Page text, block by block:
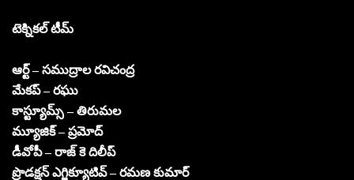
టెక్నికల్ టీమ్
ఆర్ట్ – సముద్రాల రవిచంద్ర
మేకప్ – రఘు
కాస్ట్యూమ్స్ – తిరుమల
మ్యూజిక్ – ప్రమోద్
డీవోపీ – రాజ్ కె దిలీప్
ప్రొడక్షన్ ఎగ్జిక్యూటివ్ – రమణ కుమార్